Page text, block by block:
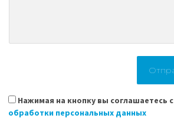
Нажимая на кнопку вы соглашаетесь с
обработки персональных данных